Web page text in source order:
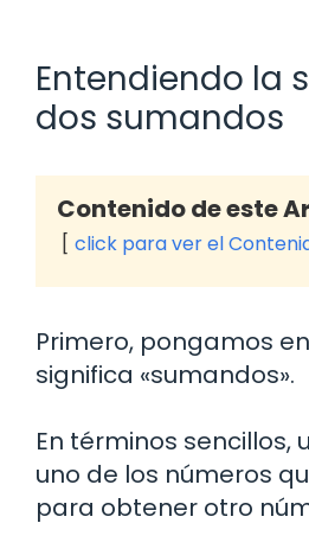
Entendiendo la
dos sumandos
Contenido de este
click para ver el
Primero, pongamos
significa «sumandos».
En términos sencillos,
uno de los números
para obtener otro